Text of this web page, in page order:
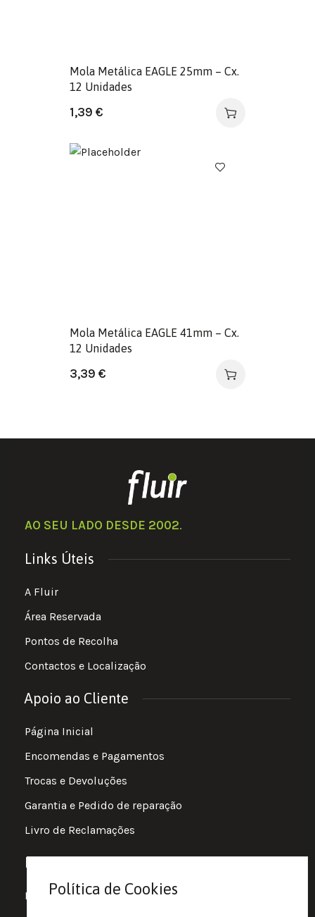
Mola Metálica EAGLE 25mm – Cx.
12 Unidades
1,39 €
Mola Metálica EAGLE 41mm – Cx.
12 Unidades
3,39 €
AO SEU LADO DESDE 2002.
Links Úteis
A Fluir
Área Reservada
Pontos de Recolha
Contactos e Localização
Apoio ao Cliente
Página Inicial
Encomendas e Pagamentos
Trocas e Devoluções
Garantia e Pedido de reparação
Livro de Reclamações
Informações
Política de Privacidade
Política de Cookies